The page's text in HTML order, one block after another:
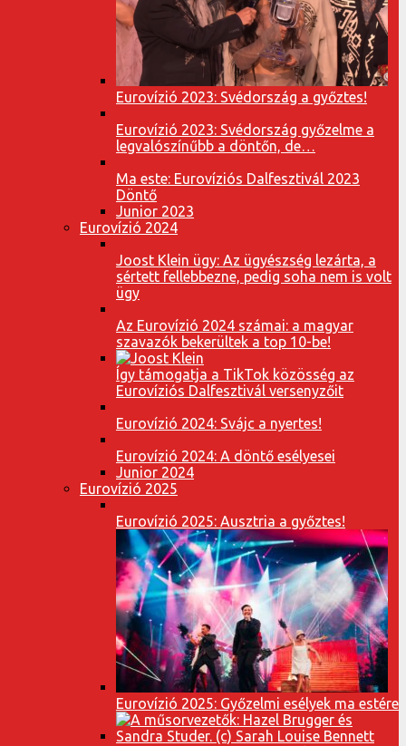
Eurovízió 2023: Svédország a győztes!
Eurovízió 2023: Svédország győzelme a
legvalószínűbb a döntőn, de…
Ma este: Eurovíziós Dalfesztivál 2023
Döntő
Junior 2023
Eurovízió 2024
Joost Klein ügy: Az ügyészség lezárta, a
sértett fellebbezne, pedig soha nem is volt
ügy
Az Eurovízió 2024 számai: a magyar
szavazók bekerültek a top 10-be!
Így támogatja a TikTok közösség az
Eurovíziós Dalfesztivál versenyzőit
Eurovízió 2024: Svájc a nyertes!
Eurovízió 2024: A döntő esélyesei
Junior 2024
Eurovízió 2025
Eurovízió 2025: Ausztria a győztes!
Eurovízió 2025: Győzelmi esélyek ma estére